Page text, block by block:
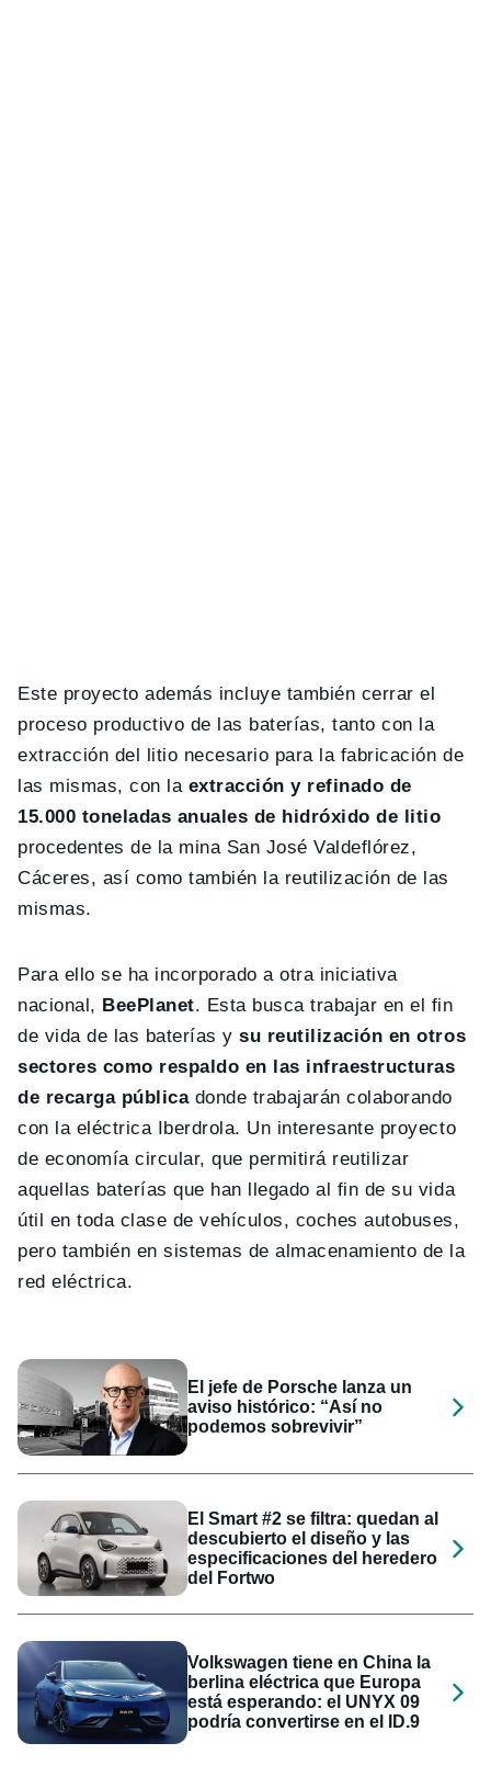
Este proyecto además incluye también cerrar el
proceso productivo de las baterías, tanto con la
extracción del litio necesario para la fabricación de
las mismas, con la extracción y refinado de
15.000 toneladas anuales de hidróxido de litio
procedentes de la mina San José Valdeflórez,
Cáceres, así como también la reutilización de las
mismas.
Para ello se ha incorporado a otra iniciativa
nacional, BeePlanet. Esta busca trabajar en el fin
de vida de las baterías ysu reutilización en otros
sectores como respaldo en las infraestructuras
de recarga públicadonde trabajarán colaborando
con la eléctrica Iberdrola. Un interesante proyecto
de economía circular, que permitirá reutilizar
aquellas baterías que han llegado al fin de su vida
útil en toda clase de vehículos, coches autobuses,
pero también en sistemas de almacenamiento de la
red eléctrica.
El jefe de Porsche lanza un
aviso histórico: “Así no
podemos sobrevivir”
El Smart #2 se filtra: quedan al
descubierto el diseño y las
especificaciones del heredero
del Fortwo
Volkswagen tiene en China la
berlina eléctrica que Europa
está esperando: el UNYX 09
podría convertirse en el ID.9